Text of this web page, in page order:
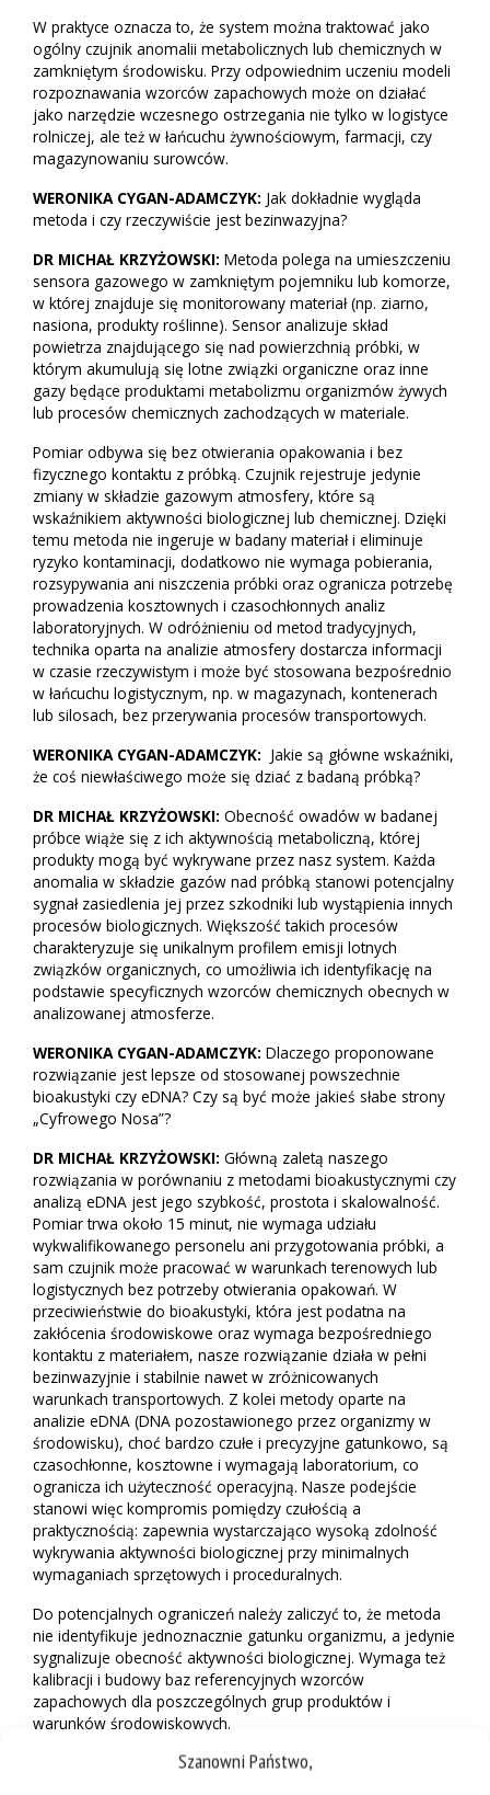
Szanowni Państwo,
W praktyce oznacza to, że system można traktować jako
ogólny czujnik anomalii metabolicznych lub chemicznych w
zamkniętym środowisku. Przy odpowiednim uczeniu modeli
rozpoznawania wzorców zapachowych może on działać
jako narzędzie wczesnego ostrzegania nie tylko w logistyce
rolniczej, ale też w łańcuchu żywnościowym, farmacji, czy
magazynowaniu surowców.
WERONIKA CYGAN-ADAMCZYK: Jak dokładnie wygląda
metoda i czy rzeczywiście jest bezinwazyjna?
DR MICHAŁ KRZYŻOWSKI: Metoda polega na umieszczeniu
sensora gazowego w zamkniętym pojemniku lub komorze,
w której znajduje się monitorowany materiał (np. ziarno,
nasiona, produkty roślinne). Sensor analizuje skład
powietrza znajdującego się nad powierzchnią próbki, w
którym akumulują się lotne związki organiczne oraz inne
gazy będące produktami metabolizmu organizmów żywych
lub procesów chemicznych zachodzących w materiale.
Pomiar odbywa się bez otwierania opakowania i bez
fizycznego kontaktu z próbką. Czujnik rejestruje jedynie
zmiany w składzie gazowym atmosfery, które są
wskaźnikiem aktywności biologicznej lub chemicznej. Dzięki
temu metoda nie ingeruje w badany materiał i eliminuje
ryzyko kontaminacji, dodatkowo nie wymaga pobierania,
rozsypywania ani niszczenia próbki oraz ogranicza potrzebę
prowadzenia kosztownych i czasochłonnych analiz
laboratoryjnych. W odróżnieniu od metod tradycyjnych,
technika oparta na analizie atmosfery dostarcza informacji
w czasie rzeczywistym i może być stosowana bezpośrednio
w łańcuchu logistycznym, np. w magazynach, kontenerach
lub silosach, bez przerywania procesów transportowych.
WERONIKA CYGAN-ADAMCZYK: Jakie są główne wskaźniki,
że coś niewłaściwego może się dziać z badaną próbką?
DR MICHAŁ KRZYŻOWSKI: Obecność owadów w badanej
próbce wiąże się z ich aktywnością metaboliczną, której
produkty mogą być wykrywane przez nasz system. Każda
anomalia w składzie gazów nad próbką stanowi potencjalny
sygnał zasiedlenia jej przez szkodniki lub wystąpienia innych
procesów biologicznych. Większość takich procesów
charakteryzuje się unikalnym profilem emisji lotnych
związków organicznych, co umożliwia ich identyfikację na
podstawie specyficznych wzorców chemicznych obecnych w
analizowanej atmosferze.
WERONIKA CYGAN-ADAMCZYK: Dlaczego proponowane
rozwiązanie jest lepsze od stosowanej powszechnie
bioakustyki czy eDNA? Czy są być może jakieś słabe strony
„Cyfrowego Nosa”?
DR MICHAŁ KRZYŻOWSKI: Główną zaletą naszego
rozwiązania w porównaniu z metodami bioakustycznymi czy
analizą eDNA jest jego szybkość, prostota i skalowalność.
Pomiar trwa około 15 minut, nie wymaga udziału
wykwalifikowanego personelu ani przygotowania próbki, a
sam czujnik może pracować w warunkach terenowych lub
logistycznych bez potrzeby otwierania opakowań. W
przeciwieństwie do bioakustyki, która jest podatna na
zakłócenia środowiskowe oraz wymaga bezpośredniego
kontaktu z materiałem, nasze rozwiązanie działa w pełni
bezinwazyjnie i stabilnie nawet w zróżnicowanych
warunkach transportowych. Z kolei metody oparte na
analizie eDNA (DNA pozostawionego przez organizmy w
środowisku), choć bardzo czułe i precyzyjne gatunkowo, są
czasochłonne, kosztowne i wymagają laboratorium, co
ogranicza ich użyteczność operacyjną. Nasze podejście
stanowi więc kompromis pomiędzy czułością a
praktycznością: zapewnia wystarczająco wysoką zdolność
wykrywania aktywności biologicznej przy minimalnych
wymaganiach sprzętowych i proceduralnych.
Do potencjalnych ograniczeń należy zaliczyć to, że metoda
nie identyfikuje jednoznacznie gatunku organizmu, a jedynie
sygnalizuje obecność aktywności biologicznej. Wymaga też
kalibracji i budowy baz referencyjnych wzorców
zapachowych dla poszczególnych grup produktów i
warunków środowiskowych.